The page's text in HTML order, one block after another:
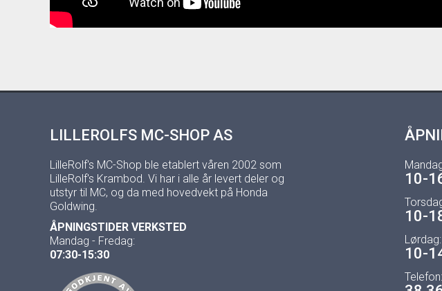
LILLEROLFS MC-SHOP AS
LilleRolf's MC-Shop ble etablert våren 2002 som
LilleRolf's Krambod. Vi har i alle år levert deler og
utstyr til MC, og da med hovedvekt på Honda
Goldwing.
ÅPNINGSTIDER VERKSTED
Mandag - Fredag:
07:30-15:30
10-
10-
Lørdag:
10-
Telefon: